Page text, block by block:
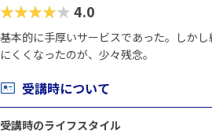
★★★★★4.0
基本的に手厚いサービスであった。しか
にくくなったのが、少々残念。
受講時について
受講時のライフスタイル